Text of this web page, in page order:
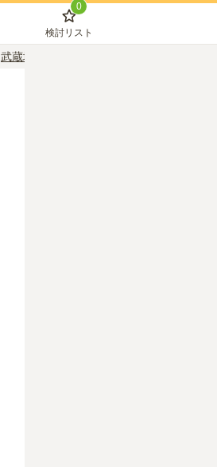
0
検討リスト
武蔵塚駅のお墓（霊園・墓地）